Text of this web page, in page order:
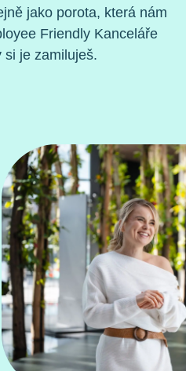
jako porota, která nám
Friendly Kanceláře
si je zamiluješ.